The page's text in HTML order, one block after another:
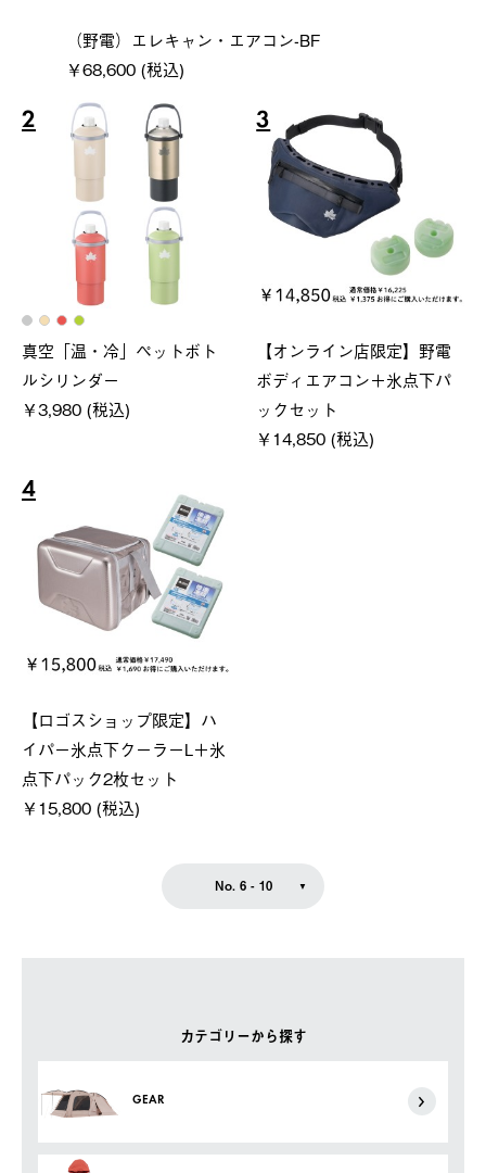
カテゴリーから探す
GEAR
（野電）エレキャン・エアコン-BF
￥68,600 (税込)
2
真空「温・冷」ペットボト
ルシリンダー
￥3,980 (税込)
3
【オンライン店限定】野電
ボディエアコン＋氷点下パ
ックセット
￥14,850 (税込)
4
【ロゴスショップ限定】ハ
イパー氷点下クーラーL＋氷
点下パック2枚セット
￥15,800 (税込)
No. 6 - 10